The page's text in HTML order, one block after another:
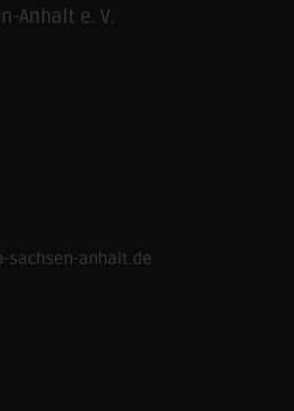
Anhalt e. V.
sachsen-anhalt.de